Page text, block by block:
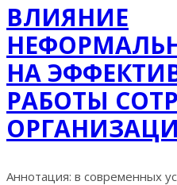
ВЛИЯНИЕ
НА
РАБОТЫ
Аннотация: в современных